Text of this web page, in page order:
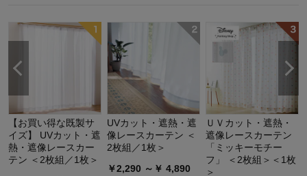
【お買い得な既製サ
イズ】 UVカット・遮
熱・遮像レースカー
テン ＜2枚組／1枚＞
UVカット・遮熱・遮
像レースカーテン ＜
2枚組／1枚＞
￥2,290 ～￥ 4,890
ＵＶカット・遮熱・
遮像レースカーテン
「ミッキーモチー
フ」 ＜2枚組＞＜1枚
＞